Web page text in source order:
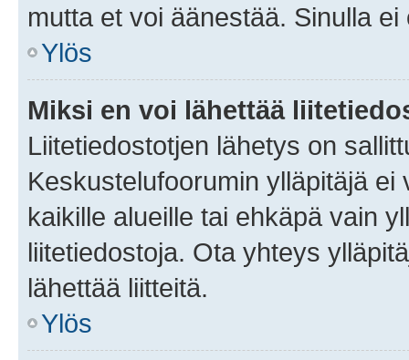
mutta et voi äänestää. Sinulla
Ylös
Miksi en voi lähettää
Liitetiedostotjen lähetys on
Keskustelufoorumin ylläpitäjä
kaikille alueille tai ehkäpä vain
liitetiedostoja. Ota yhteys
lähettää liitteitä.
Ylös